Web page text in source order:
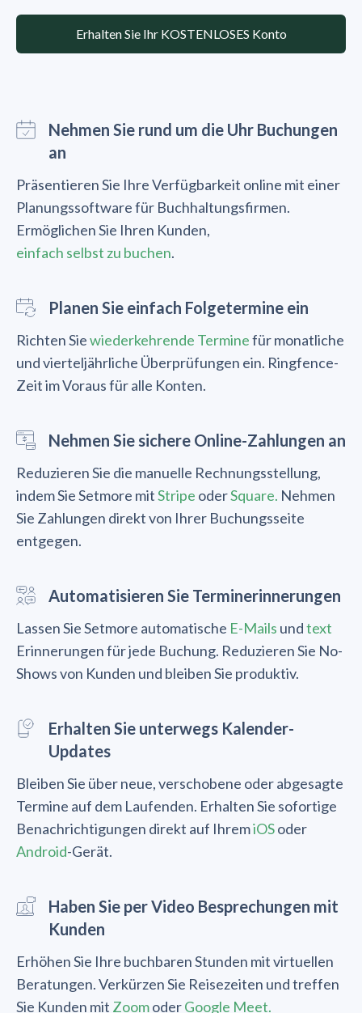
Erhalten Sie Ihr KOSTENLOSES Konto
Nehmen Sie rund um die Uhr Buchungen
an
Präsentieren Sie Ihre Verfügbarkeit online mit einer
Planungssoftware für Buchhaltungsfirmen.
Ermöglichen Sie Ihren Kunden,
einfach selbst zu buchen.
Planen Sie einfach Folgetermine ein
Richten Siewiederkehrende Terminefür monatliche
und vierteljährliche Überprüfungen ein. Ringfence-
Zeit im Voraus für alle Konten.
Nehmen Sie sichere Online-Zahlungen an
Reduzieren Sie die manuelle Rechnungsstellung,
indem Sie Setmore mitStripe oderSquare. Nehmen
Sie Zahlungen direkt von Ihrer Buchungsseite
entgegen.
Automatisieren Sie Terminerinnerungen
Lassen Sie Setmore automatische E-Mails undtext
Erinnerungen für jede Buchung. Reduzieren Sie No-
Shows von Kunden und bleiben Sie produktiv.
Erhalten Sie unterwegs Kalender-
Updates
Bleiben Sie über neue, verschobene oder abgesagte
Termine auf dem Laufenden. Erhalten Sie sofortige
Benachrichtigungen direkt auf IhremiOSoder
Android-Gerät.
Haben Sie per Video Besprechungen mit
Kunden
Erhöhen Sie Ihre buchbaren Stunden mit virtuellen
Beratungen. Verkürzen Sie Reisezeiten und treffen
Sie Kunden mit ZoomoderGoogle Meet.